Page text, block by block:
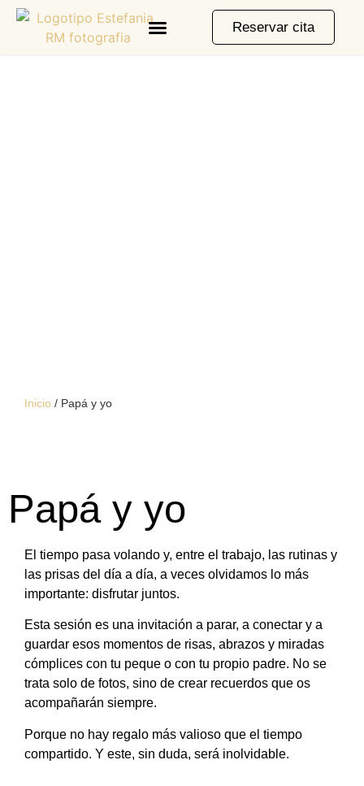
Reservar cita
Inicio / Papá y yo
Papá y yo
El tiempo pasa volando y, entre el trabajo, las rutinas y
las prisas del día a día, a veces olvidamos lo más
importante: disfrutar juntos.
Esta sesión es una invitación a parar, a conectar y a
guardar esos momentos de risas, abrazos y miradas
cómplices con tu peque o con tu propio padre. No se
trata solo de fotos, sino de crear recuerdos que os
acompañarán siempre.
Porque no hay regalo más valioso que el tiempo
compartido. Y este, sin duda, será inolvidable.